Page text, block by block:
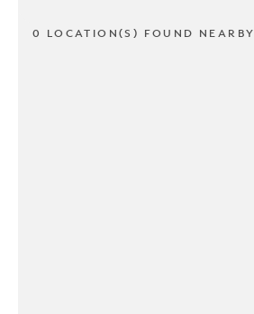
0 LOCATION(S) FOUND NEARBY